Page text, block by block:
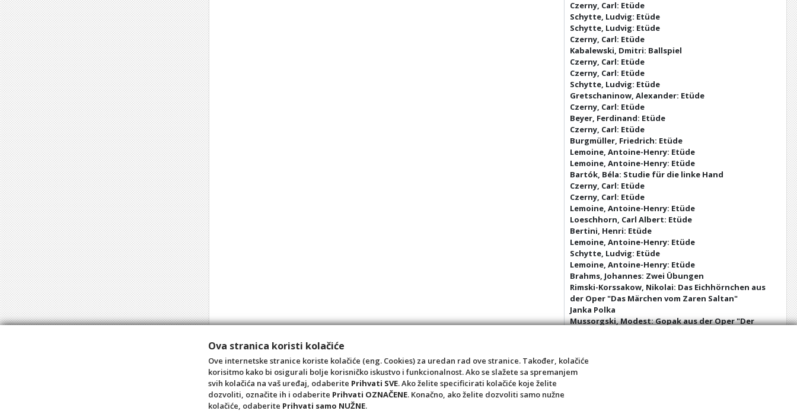
Czerny, Carl: Etüde
Schytte, Ludvig: Etüde
Schytte, Ludvig: Etüde
Czerny, Carl: Etüde
Kabalewski, Dmitri: Ballspiel
Czerny, Carl: Etüde
Czerny, Carl: Etüde
Schytte, Ludvig: Etüde
Gretschaninow, Alexander: Etüde
Czerny, Carl: Etüde
Beyer, Ferdinand: Etüde
Czerny, Carl: Etüde
Burgmüller, Friedrich: Etüde
Lemoine, Antoine-Henry: Etüde
Lemoine, Antoine-Henry: Etüde
Bartók, Béla: Studie für die linke Hand
Czerny, Carl: Etüde
Czerny, Carl: Etüde
Lemoine, Antoine-Henry: Etüde
Loeschhorn, Carl Albert: Etüde
Bertini, Henri: Etüde
Lemoine, Antoine-Henry: Etüde
Schytte, Ludvig: Etüde
Lemoine, Antoine-Henry: Etüde
Brahms, Johannes: Zwei Übungen
Rimski-Korssakow, Nikolai: Das Eichhörnchen aus
der Oper "Das Märchen vom Zaren Saltan"
Janka Polka
Mussorgski, Modest: Gopak aus der Oper "Der
Tschaikowsky, Peter: Marsch aus dem Ballett "Der
Nussknacker"
Ova stranica koristi kolačiće
Ove internetske stranice koriste kolačiće (eng. Cookies) za uredan rad ove stranice. Također, kolačiće
korisitmo kako bi osigurali bolje korisničko iskustvo i funkcionalnost. Ako se slažete sa spremanjem
svih kolačića na vaš uređaj, odaberite Prihvati SVE. Ako želite specificirati kolačiće koje želite
dozvoliti, označite ih i odaberite Prihvati OZNAČENE. Konačno, ako želite dozvoliti samo nužne
kolačiće, odaberite Prihvati samo NUŽNE.